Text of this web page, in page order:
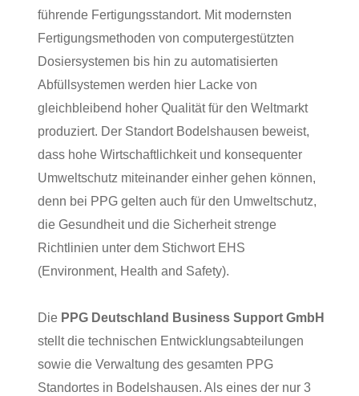
führende Fertigungsstandort. Mit modernsten
Fertigungsmethoden von computergestützten
Dosiersystemen bis hin zu automatisierten
Abfüllsystemen werden hier Lacke von
gleichbleibend hoher Qualität für den Weltmarkt
produziert. Der Standort Bodelshausen beweist,
dass hohe Wirtschaftlichkeit und konsequenter
Umweltschutz miteinander einher gehen können,
denn bei PPG gelten auch für den Umweltschutz,
die Gesundheit und die Sicherheit strenge
Richtlinien unter dem Stichwort EHS
(Environment, Health and Safety).
Die PPG Deutschland Business Support GmbH
stellt die technischen Entwicklungsabteilungen
sowie die Verwaltung des gesamten PPG
Standortes in Bodelshausen. Als eines der nur 3